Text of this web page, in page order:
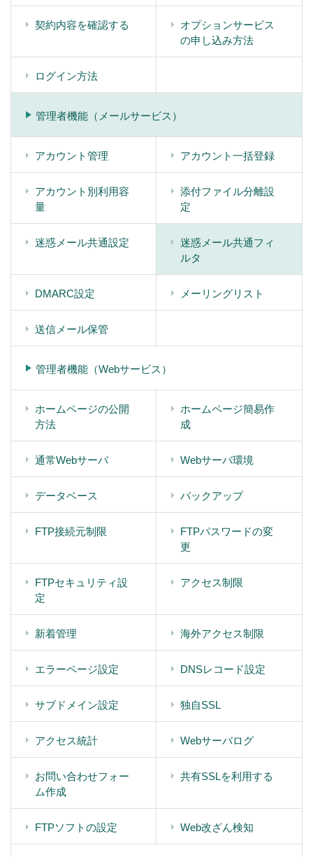
契約内容を確認する
オプションサービス
の申し込み方法
ログイン方法
管理者機能（メールサービス）
アカウント管理 アカウント一括登録
アカウント別利用容
量
添付ファイル分離設
定
迷惑メール共通設定
迷惑メール共通フィ
ルタ
DMARC設定 メーリングリスト
送信メール保管
管理者機能（Webサービス）
ホームページの公開
方法
ホームページ簡易作
成
通常Webサーバ Webサーバ環境
データベース バックアップ
FTP接続元制限
FTPパスワードの変
更
FTPセキュリティ設
定
アクセス制限
新着管理 海外アクセス制限
エラーページ設定 DNSレコード設定
サブドメイン設定 独自SSL
アクセス統計 Webサーバログ
お問い合わせフォー
ム作成
共有SSLを利用する
FTPソフトの設定 Web改ざん検知